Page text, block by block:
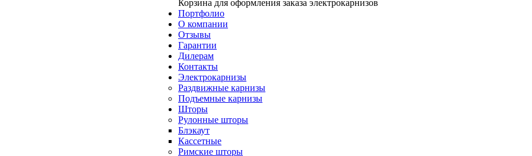
Корзина для оформления заказа электрокарнизов
Портфолио
О компании
Отзывы
Гарантии
Дилерам
Контакты
Электрокарнизы
Раздвижные карнизы
Подъемные карнизы
Шторы
Рулонные шторы
Блэкаут
Кассетные
Римские шторы